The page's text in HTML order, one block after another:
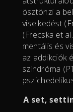
ösztönzi a
viselkedést
(Frecska et
mentális és
az addikciók
szindróma
A set,